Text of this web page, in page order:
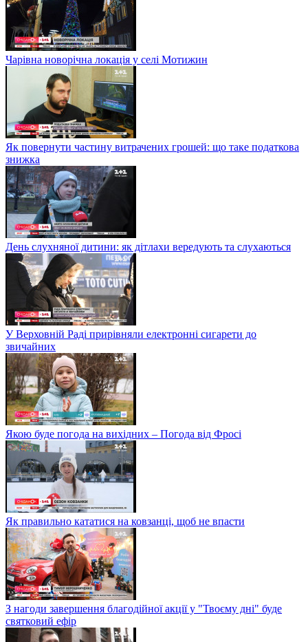
Чарівна новорічна локація у селі Мотижин
Як повернути частину витрачених грошей: що таке податкова
знижка
День слухняної дитини: як дітлахи вередують та слухаються
У Верховній Раді прирівняли електронні сигарети до
звичайних
Якою буде погода на вихідних – Погода від Фросі
Як правильно кататися на ковзанці, щоб не впасти
З нагоди завершення благодійної акції у "Твоєму дні" буде
святковий ефір